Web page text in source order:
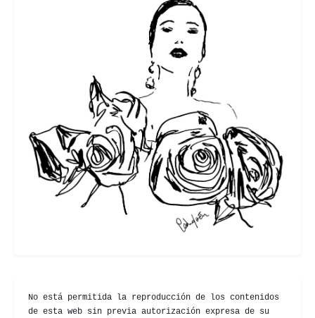
No está permitida la reproducción de los contenidos
de esta web sin previa autorización expresa de su